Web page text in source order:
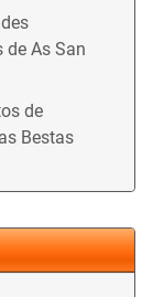
As San
de
Bestas